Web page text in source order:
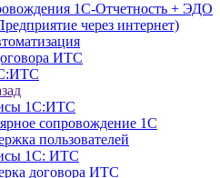
1С-Отчетность + ЭДО
через интернет)
ИТС
1С:ИТС
сопровождение 1С
пользователей
1С: ИТС
договора ИТС